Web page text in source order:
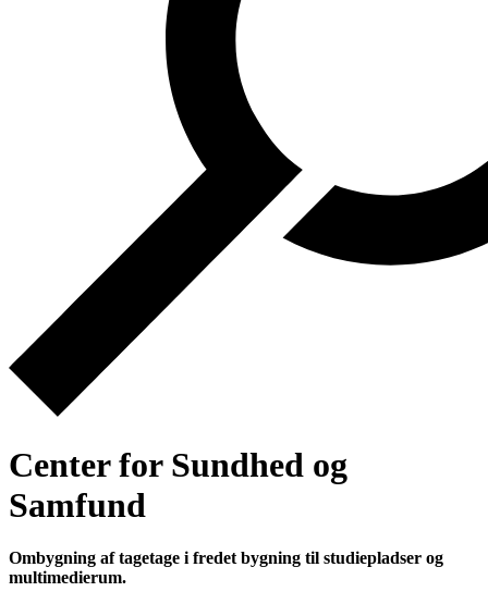
Center for Sundhed og
Samfund
Ombygning af tagetage i fredet bygning til studiepladser og
multimedierum.